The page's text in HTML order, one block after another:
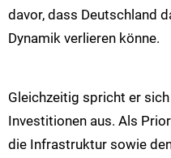
davor, dass Deutschland
Dynamik verlieren könne.
Gleichzeitig spricht er
Investitionen aus. Als
die Infrastruktur sowie